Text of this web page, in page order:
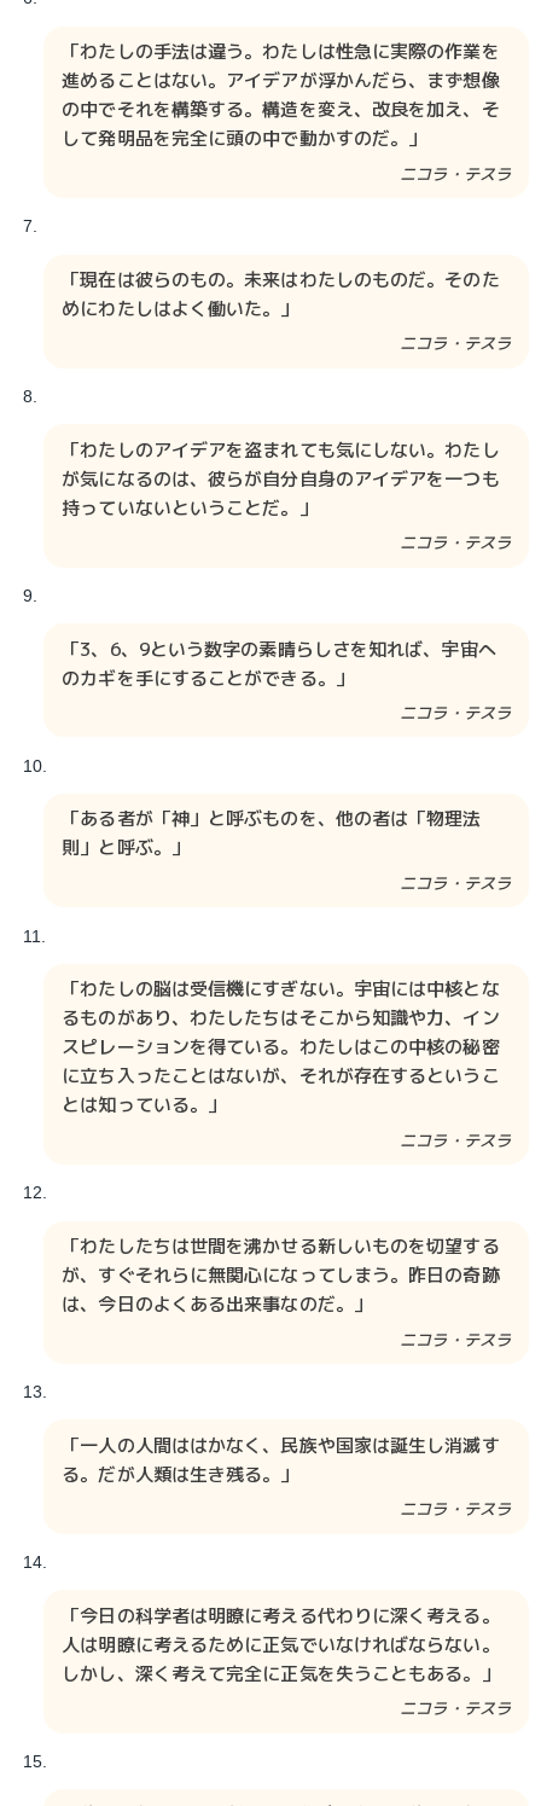
「わたしの手法は違う。わたしは性急に実際の作業を
進めることはない。アイデアが浮かんだら、まず想像
の中でそれを構築する。構造を変え、改良を加え、そ
して発明品を完全に頭の中で動かすのだ。」
ニコラ・テスラ​​​​
「現在は彼らのもの。未来はわたしのものだ。そのた
めにわたしはよく働いた。」
ニコラ・テスラ​​​​​​​​
「わたしのアイデアを盗まれても気にしない。わたし
が気になるのは、彼らが自分自身のアイデアを一つも
持っていないということだ。」
ニコラ・テスラ​​​​​​​​
「3、6、9という数字の素晴らしさを知れば、宇宙へ
のカギを手にすることができる。」
ニコラ・テスラ​​​​​​​​
「ある者が「神」と呼ぶものを、他の者は「物理法
則」と呼ぶ。」
ニコラ・テスラ​​​​​​​​
「わたしの脳は受信機にすぎない。宇宙には中核とな
るものがあり、わたしたちはそこから知識や力、イン
スピレーションを得ている。わたしはこの中核の秘密
に立ち入ったことはないが、それが存在するというこ
とは知っている。」
ニコラ・テスラ​​​​
「わたしたちは世間を沸かせる新しいものを切望する
が、すぐそれらに無関心になってしまう。昨日の奇跡
は、今日のよくある出来事なのだ。」
ニコラ・テスラ​​​
「一人の人間ははかなく、民族や国家は誕生し消滅す
る。だが人類は生き残る。」
ニコラ・テスラ​​​​​​
「今日の科学者は明瞭に考える代わりに深く考える。
人は明瞭に考えるために正気でいなければならない。
しかし、深く考えて完全に正気を失うこともある。」
ニコラ・テスラ​​​​​​